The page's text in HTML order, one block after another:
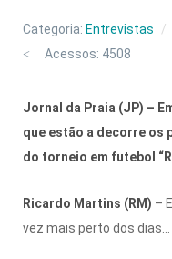
Categoria: Entrevistas
Acessos: 4508
Jornal da Praia (JP) –
que estão a decorre os
do torneio em futebol
Ricardo Martins (RM) –
vez mais perto dos dias…